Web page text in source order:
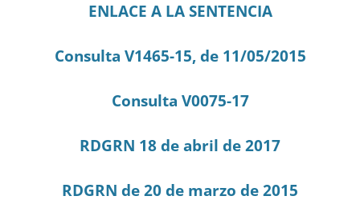
ENLACE A LA SENTENCIA
Consulta V1465-15, de 11/05/2015
Consulta V0075-17
RDGRN 18 de abril de 2017
RDGRN de 20 de marzo de 2015